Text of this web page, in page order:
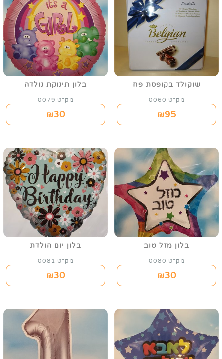
שוקולד בקופסת פח
מק"ט 0060
₪95
בלון תינוקת נולדה
מק"ט 0079
₪30
בלון מזל טוב
מק"ט 0080
₪30
בלון יום הולדת
מק"ט 0081
₪30